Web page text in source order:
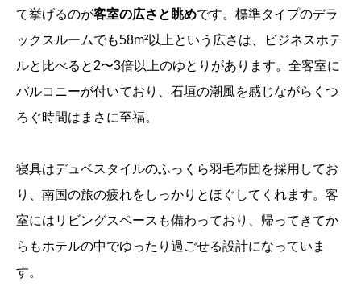
て挙げるのが客室の広さと眺めです。標準タイプのデラ
ックスルームでも58m²以上という広さは、ビジネスホテ
ルと比べると2〜3倍以上のゆとりがあります。全客室に
バルコニーが付いており、石垣の潮風を感じながらくつ
ろぐ時間はまさに至福。
寝具はデュベスタイルのふっくら羽毛布団を採用してお
り、南国の旅の疲れをしっかりとほぐしてくれます。客
室にはリビングスペースも備わっており、帰ってきてか
らもホテルの中でゆったり過ごせる設計になっていま
す。